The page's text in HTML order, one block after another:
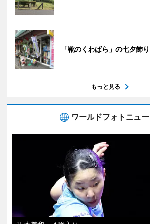
「靴のくわばら」の七夕飾り
もっと見る
ワールドフォトニュ